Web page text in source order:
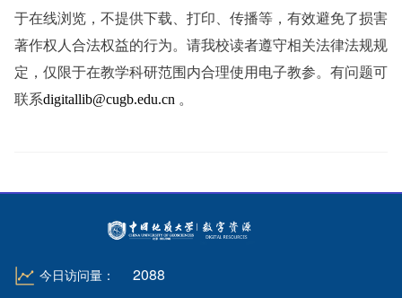
于在线浏览，不提供下载、打印、传播等，有效避免了损害
著作权人合法权益的行为。请我校读者遵守相关法律法规规
定，仅限于在教学科研范围内合理使用电子教参。有问题可
联系digitallib@cugb.edu.cn 。
今日访问量： 2088